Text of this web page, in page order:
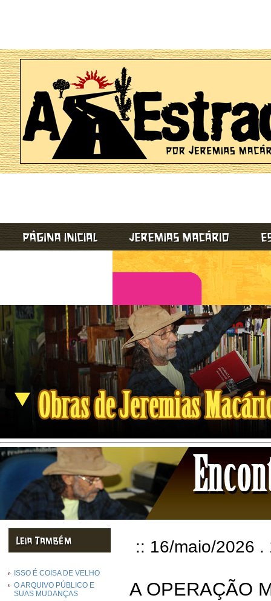
ISSO É COISA DE VELHO
O ARQUIVO PÚBLICO E
SUAS MUDANÇAS
:: 16/maio/2026 .
A OPERAÇÃO